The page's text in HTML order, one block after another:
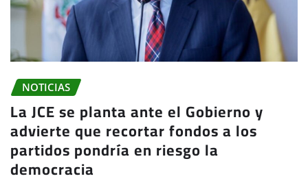
NOTICIAS
La JCE se planta ante el Gobierno y
advierte que recortar fondos a los
partidos pondría en riesgo la
democracia